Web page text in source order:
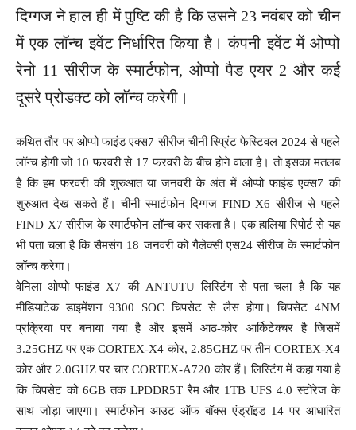
दिग्गज ने हाल ही में पुष्टि की है कि उसने 23 नवंबर को चीन
में एक लॉन्च इवेंट निर्धारित किया है। कंपनी इवेंट में ओप्पो
रेनो 11 सीरीज के स्मार्टफोन, ओप्पो पैड एयर 2 और कई
दूसरे प्रोडक्ट को लॉन्च करेगी।
कथित तौर पर ओप्पो फाइंड एक्स7 सीरीज चीनी स्प्रिंट फेस्टिवल 2024 से पहले
लॉन्च होगी जो 10 फरवरी से 17 फरवरी के बीच होने वाला है। तो इसका मतलब
है कि हम फरवरी की शुरुआत या जनवरी के अंत में ओप्पो फाइंड एक्स7 की
शुरुआत देख सकते हैं। चीनी स्मार्टफोन दिग्गज FIND X6 सीरीज से पहले
FIND X7 सीरीज के स्मार्टफोन लॉन्च कर सकता है। एक हालिया रिपोर्ट से यह
भी पता चला है कि सैमसंग 18 जनवरी को गैलेक्सी एस24 सीरीज के स्मार्टफोन
लॉन्च करेगा।
वेनिला ओप्पो फाइंड X7 की ANTUTU लिस्टिंग से पता चला है कि यह
मीडियाटेक डाइमेंशन 9300 SOC चिपसेट से लैस होगा। चिपसेट 4NM
प्रक्रिया पर बनाया गया है और इसमें आठ-कोर आर्किटेक्चर है जिसमें
3.25GHZ पर एक CORTEX-X4 कोर, 2.85GHZ पर तीन CORTEX-X4
कोर और 2.0GHZ पर चार CORTEX-A720 कोर हैं। लिस्टिंग में कहा गया है
कि चिपसेट को 6GB तक LPDDR5T रैम और 1TB UFS 4.0 स्टोरेज के
साथ जोड़ा जाएगा। स्मार्टफोन आउट ऑफ बॉक्स एंड्रॉइड 14 पर आधारित